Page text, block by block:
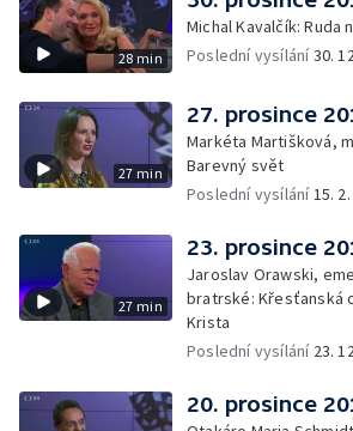
28 min
Michal Kavalčík: Ruda
Poslední vysílání30.
27 min
27. prosince
Markéta Martišková,
Barevný svět
Poslední vysílání15.
27 min
23. prosince
Jaroslav Orawski,
bratrské: Křesťanská
Krista
Poslední vysílání 23.
20. prosince